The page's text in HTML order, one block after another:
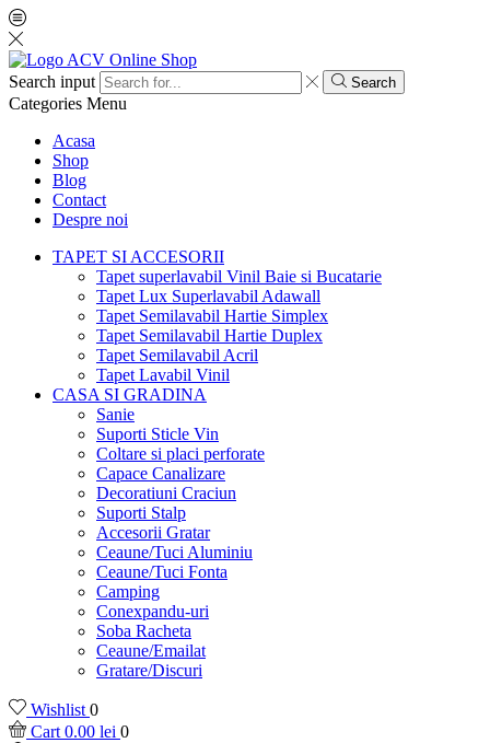
Search input Search
Categories Menu
Acasa
Shop
Blog
Contact
Despre noi
TAPET SI ACCESORII
Tapet superlavabil Vinil Baie si Bucatarie
Tapet Lux Superlavabil Adawall
Tapet Semilavabil Hartie Simplex
Tapet Semilavabil Hartie Duplex
Tapet Semilavabil Acril
Tapet Lavabil Vinil
CASA SI GRADINA
Sanie
Suporti Sticle Vin
Coltare si placi perforate
Capace Canalizare
Decoratiuni Craciun
Suporti Stalp
Accesorii Gratar
Ceaune/Tuci Aluminiu
Ceaune/Tuci Fonta
Camping
Conexpandu-uri
Soba Racheta
Ceaune/Emailat
Gratare/Discuri
Wishlist 0
Cart 0.00 lei 0